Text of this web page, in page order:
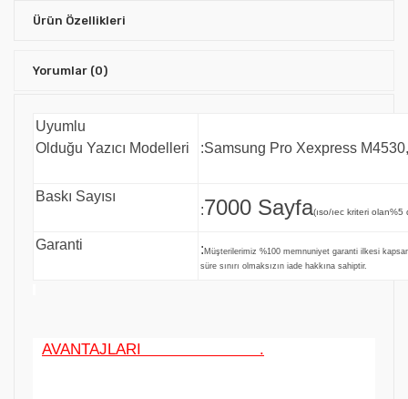
Ürün Özellikleri
Yorumlar (0)
Uyumlu
Olduğu Yazıcı Modelleri
:Samsung Pro Xexpress
Baskı Sayısı
:7000 Sayfa(ıso/ıec kriteri olan%5
Garanti : Müşterilerimiz %100 memnuniyet garanti ilkesi
süre sınırı olmaksızın iade hakkına sahiptir.
AVANTAJLARI .